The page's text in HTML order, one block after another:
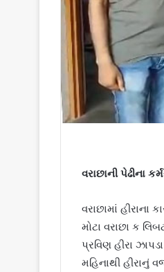
વરાછાની પેઢીના
વરાછામાં હીરાના
મોટા વરાછા ક
પ્રવિણ હીરા
મહિનાથી